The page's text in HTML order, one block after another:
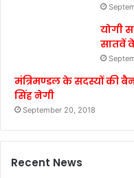
योगी
सातवें
मंत्रिमण्डल के सदस्यों की
सिंह नेगी
September 20, 2018
Recent News